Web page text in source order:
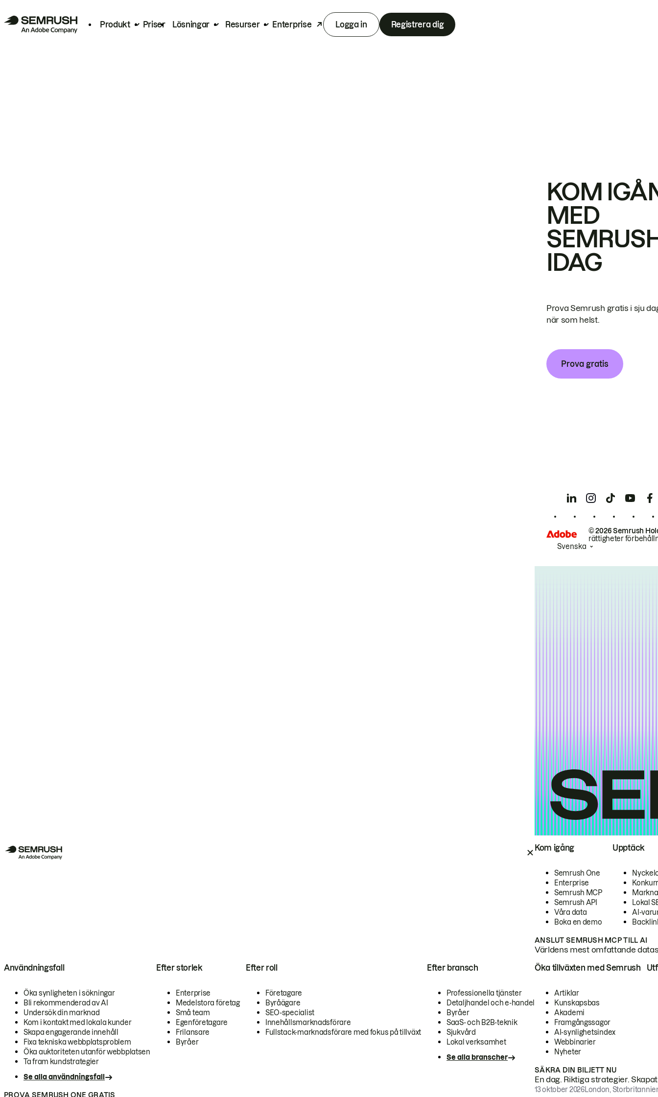
Produkt Priser Lösningar Resurser Enterprise Logga in Registrera dig
Kom igång
Semrush One
Enterprise
Semrush MCP
Semrush API
Våra data
Boka en demo
Upptäck
Lokal
AI-
ANSLUT SEMRUSH MCP TILL AI
Världens mest omfattande
Användningsfall
Öka synligheten i sökningar
Bli rekommenderad av AI
Undersök din marknad
Kom i kontakt med lokala kunder
Skapa engagerande innehåll
Fixa tekniska webbplatsproblem
Öka auktoriteten utanför webbplatsen
Ta fram kundstrategier
Se alla användningsfall
Efter storlek
Enterprise
Medelstora företag
Små team
Egenföretagare
Frilansare
Byråer
Efter roll
Företagare
Byråägare
SEO-specialist
Innehållsmarknadsförare
Fullstack-marknadsförare med fokus på tillväxt
Efter bransch
Professionella tjänster
Detaljhandel och e-handel
Byråer
SaaS- och B2B-teknik
Sjukvård
Lokal verksamhet
Se alla branscher
PROVA SEMRUSH ONE GRATIS
Öka tillväxten med Semrush
Artiklar
Kunskapsbas
Akademi
Framgångssagor
AI-synlighetsindex
Webbinarier
Nyheter
SÄKRA DIN BILJETT NU
En dag. Riktiga strategier.
13 oktober 2026London,
KOM
MED
IDAG
Prova Semrush gratis i sju
när som helst.
Prova gratis
© 2026 Semrush
rättigheter
Svenska